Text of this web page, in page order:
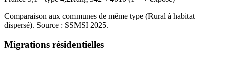
Comparaison aux communes de même type (Rural à habitat
dispersé). Source : SSMSI 2025.
Migrations résidentielles